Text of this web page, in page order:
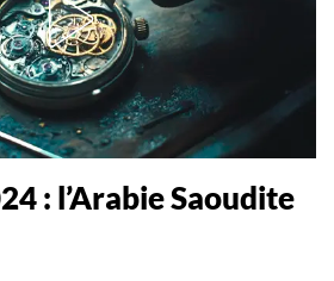
: l’Arabie Saoudite